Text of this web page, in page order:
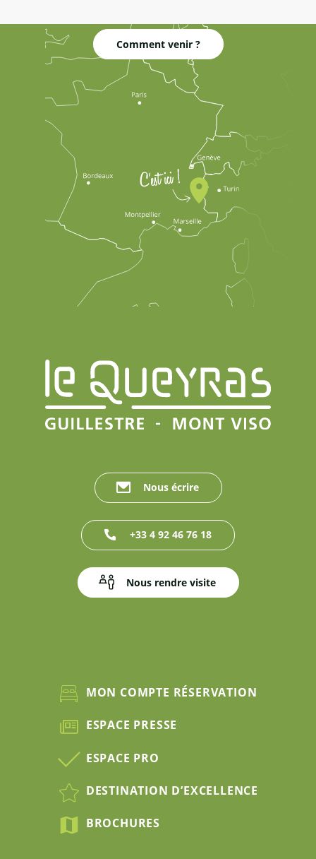
Comment venir ?
Nous écrire
+33 4 92 46 76 18
Nous rendre visite
MON COMPTE RÉSERVATION
ESPACE PRESSE
ESPACE PRO
DESTINATION D’EXCELLENCE
BROCHURES